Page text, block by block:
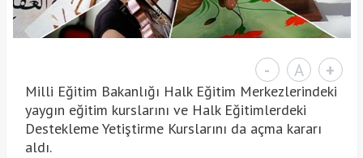
- A +
Milli Eğitim Bakanlığı Halk Eğitim Merkezlerindeki
yaygın eğitim kurslarını ve Halk Eğitimlerdeki
Destekleme Yetiştirme Kurslarını da açma kararı
aldı.